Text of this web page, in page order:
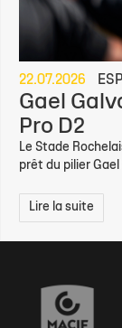
22.07.2026
Gael
Pro D2
Le Stade
prêt du pilier Gael
Lire la suite